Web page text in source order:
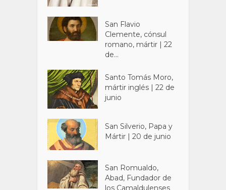
San Flavio
Clemente, cónsul
romano, mártir | 22
de...
Santo Tomás Moro,
mártir inglés | 22 de
junio
San Silverio, Papa y
Mártir | 20 de junio
San Romualdo,
Abad, Fundador de
los Camaldulenses